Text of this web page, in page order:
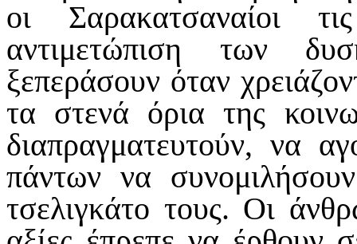
οι Σαρακατσαναίοι
αντιμετώπιση των
ξεπεράσουν όταν
τα στενά όρια της
διαπραγματευτούν, να
πάντων να
τσελιγκάτο τους. Οι